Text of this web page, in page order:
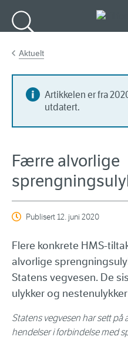
Aktuelt
Artikkelen er fra
utdatert.
Færre alvorlige
Publisert12. juni 2020
Flere konkrete HMS-
alvorlige
Statens vegvesen. De
ulykker og
Statens vegvesen har sett
hendelser i forbindelse med